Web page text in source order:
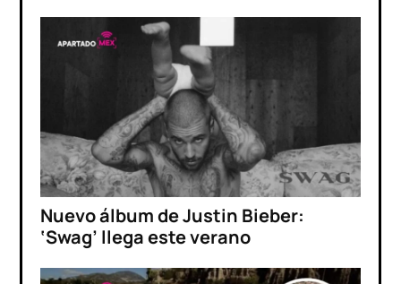
Nuevo álbum de Justin Bieber:
‘Swag’ llega este verano